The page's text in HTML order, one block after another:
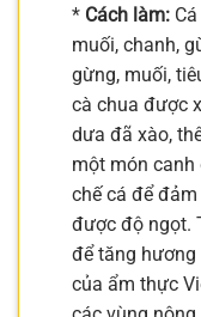
* Cách làm:
muối, chanh,
gừng, muối,
cà chua được
dưa đã xào,
một món canh
chế cá để
được độ ngọt.
để tăng
của ẩm thực